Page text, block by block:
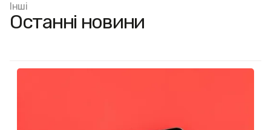
Інші
Останні новини